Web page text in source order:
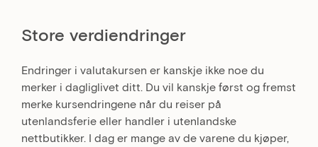
Store verdiendringer
Endringer i valutakursen er kanskje ikke noe du
merker i dagliglivet ditt. Du vil kanskje først og fremst
merke kursendringene når du reiser på
utenlandsferie eller handler i utenlandske
nettbutikker. I dag er mange av de varene du kjøper,